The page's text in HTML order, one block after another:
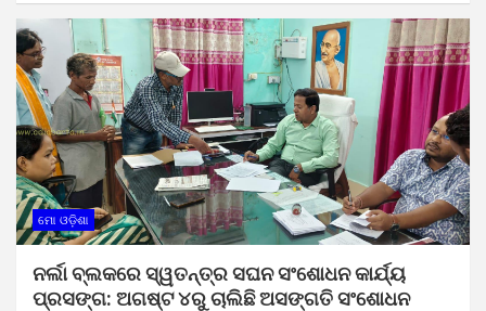
ମୋ ଓଡ଼ିଶା
ନର୍ଲା ବ୍ଲକରେ ସ୍ୱତନ୍ତ୍ର ସଘନ ସଂଶୋଧନ କାର୍ଯ୍ୟ
ପ୍ରସଙ୍ଗ: ଅଗଷ୍ଟ ୪ରୁ ଚାଲିଛି ଅସଙ୍ଗତି ସଂଶୋଧନ